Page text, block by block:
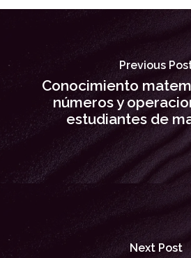
Previous
Conocimiento
números y
estudiantes de
Next Post